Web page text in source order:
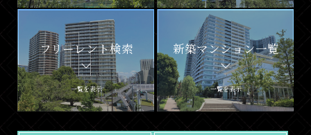
フリーレント検索
一覧を表示
新築マンション一覧
一覧を表示